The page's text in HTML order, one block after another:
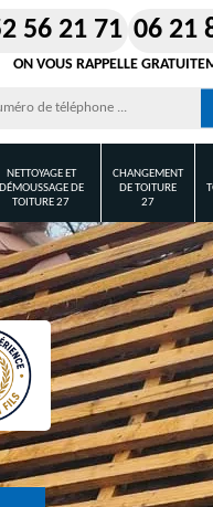
56 21 71 06 21
ON VOUS RAPPELLE
NETTOYAGE ET
DÉMOUSSAGE DE
TOITURE 27
CHANGEMENT
DE TOITURE
27